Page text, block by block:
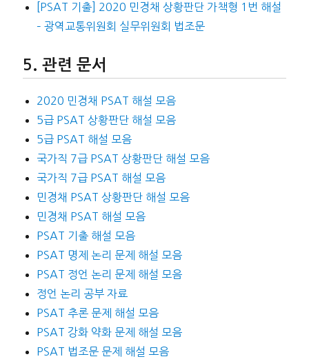
[PSAT 기출] 2020 민경채 상황판단 가책형 1번 해설
– 광역교통위원회 실무위원회 법조문
관련 문서
2020 민경채 PSAT 해설 모음
5급 PSAT 상황판단 해설 모음
5급 PSAT 해설 모음
국가직 7급 PSAT 상황판단 해설 모음
국가직 7급 PSAT 해설 모음
민경채 PSAT 상황판단 해설 모음
민경채 PSAT 해설 모음
PSAT 기출 해설 모음
PSAT 명제 논리 문제 해설 모음
PSAT 정언 논리 문제 해설 모음
정언 논리 공부 자료
PSAT 추론 문제 해설 모음
PSAT 강화 약화 문제 해설 모음
PSAT 법조문 문제 해설 모음